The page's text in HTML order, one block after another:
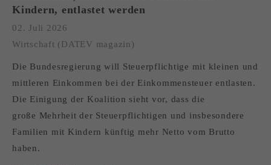
Kindern, entlastet werden
02. Juli 2026
Wirtschaft (DATEV magazin)
Die Bundesregierung will Steuerpflichtige mit kleinen und
mittleren Einkommen bei der Einkommensteuer entlasten.
Die Einigung der Koalition sieht vor, dass die
große Mehrheit der Steuerpflichtigen und insbesondere
Familien mit Kindern künftig mehr Netto vom Brutto
haben.